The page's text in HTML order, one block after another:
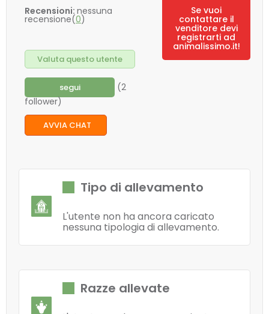
Recensioni: nessuna
recensione(0)
Valuta questo utente
segui
(2
follower)
AVVIA CHAT
Se vuoi
contattare il
venditore devi
registrarti ad
animalissimo.it!
Tipo di allevamento
L'utente non ha ancora caricato
nessuna tipologia di allevamento.
Razze allevate